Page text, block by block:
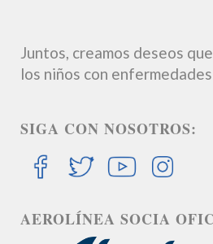
Juntos, creamos deseos
los niños con
SIGA CON NOSOTROS:
AEROLÍNEA SOCIA